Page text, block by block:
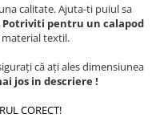
calitate. Ajuta-ti puiul sa
Potriviti pentru un calapod
textil.
că ați ales dimensiunea
jos in descriere !
CORECT!